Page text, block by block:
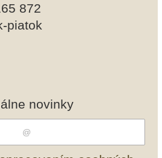
872
piatok
novinky